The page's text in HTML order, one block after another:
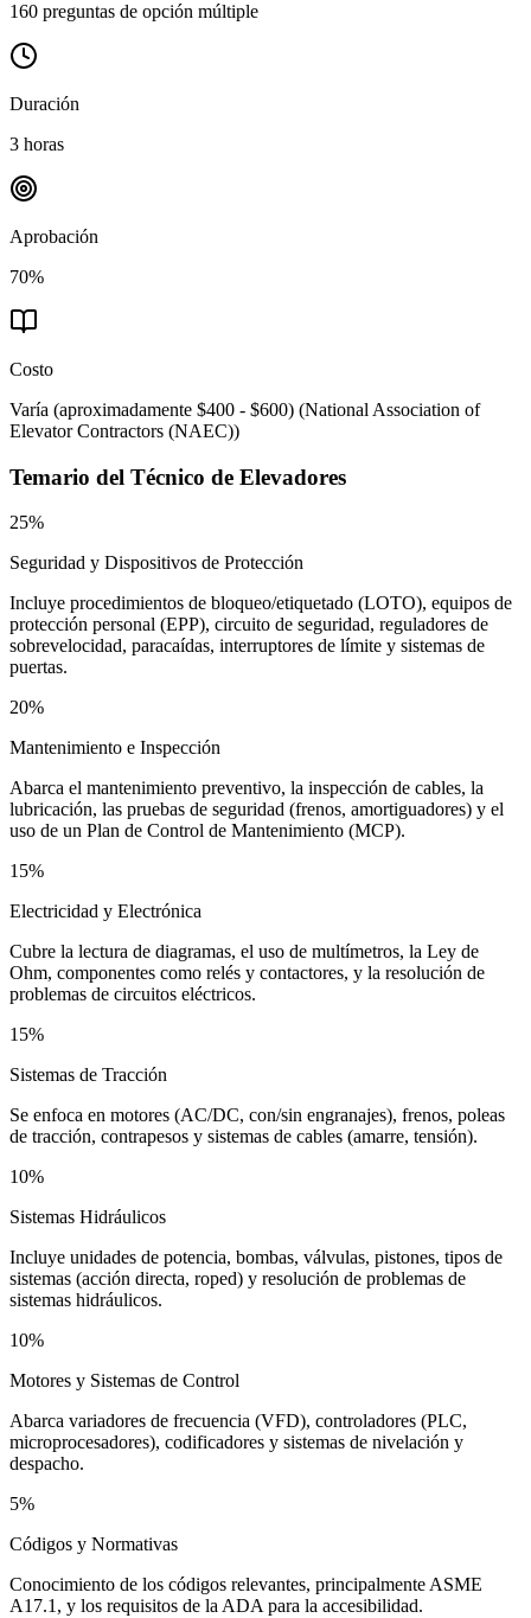
160 preguntas de opción múltiple
Duración
3 horas
Aprobación
70%
Costo
Varía (aproximadamente $400 - $600) (National Association of
Elevator Contractors (NAEC))
Temario del Técnico de Elevadores
25%
Seguridad y Dispositivos de Protección
Incluye procedimientos de bloqueo/etiquetado (LOTO), equipos de
protección personal (EPP), circuito de seguridad, reguladores de
sobrevelocidad, paracaídas, interruptores de límite y sistemas de
puertas.
20%
Mantenimiento e Inspección
Abarca el mantenimiento preventivo, la inspección de cables, la
lubricación, las pruebas de seguridad (frenos, amortiguadores) y el
uso de un Plan de Control de Mantenimiento (MCP).
15%
Electricidad y Electrónica
Cubre la lectura de diagramas, el uso de multímetros, la Ley de
Ohm, componentes como relés y contactores, y la resolución de
problemas de circuitos eléctricos.
15%
Sistemas de Tracción
Se enfoca en motores (AC/DC, con/sin engranajes), frenos, poleas
de tracción, contrapesos y sistemas de cables (amarre, tensión).
10%
Sistemas Hidráulicos
Incluye unidades de potencia, bombas, válvulas, pistones, tipos de
sistemas (acción directa, roped) y resolución de problemas de
sistemas hidráulicos.
10%
Motores y Sistemas de Control
Abarca variadores de frecuencia (VFD), controladores (PLC,
microprocesadores), codificadores y sistemas de nivelación y
despacho.
5%
Códigos y Normativas
Conocimiento de los códigos relevantes, principalmente ASME
A17.1, y los requisitos de la ADA para la accesibilidad.